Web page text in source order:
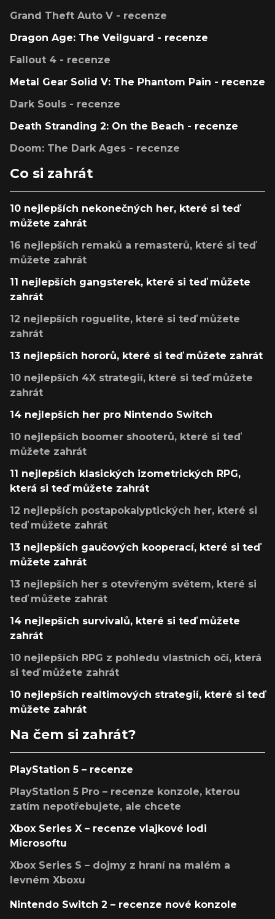
Grand Theft Auto V - recenze
Dragon Age: The Veilguard - recenze
Fallout 4 - recenze
Metal Gear Solid V: The Phantom Pain - recenze
Dark Souls - recenze
Death Stranding 2: On the Beach - recenze
Doom: The Dark Ages - recenze
Co si zahrát
10 nejlepších nekonečných her, které si teď
můžete zahrát
16 nejlepších remaků a remasterů, které si teď
můžete zahrát
11 nejlepších gangsterek, které si teď můžete
zahrát
12 nejlepších roguelite, které si teď můžete
zahrát
13 nejlepších hororů, které si teď můžete zahrát
10 nejlepších 4X strategií, které si teď můžete
zahrát
14 nejlepších her pro Nintendo Switch
10 nejlepších boomer shooterů, které si teď
můžete zahrát
11 nejlepších klasických izometrických RPG,
která si teď můžete zahrát
12 nejlepších postapokalyptických her, které si
teď můžete zahrát
13 nejlepších gaučových kooperací, které si teď
můžete zahrát
13 nejlepších her s otevřeným světem, které si
teď můžete zahrát
14 nejlepších survivalů, které si teď můžete
zahrát
10 nejlepších RPG z pohledu vlastních očí, která
si teď můžete zahrát
10 nejlepších realtimových strategií, které si teď
můžete zahrát
Na čem si zahrát?
PlayStation 5 – recenze
PlayStation 5 Pro – recenze konzole, kterou
zatím nepotřebujete, ale chcete
Xbox Series X – recenze vlajkové lodi
Microsoftu
Xbox Series S – dojmy z hraní na malém a
levném Xboxu
Nintendo Switch 2 – recenze nové konzole